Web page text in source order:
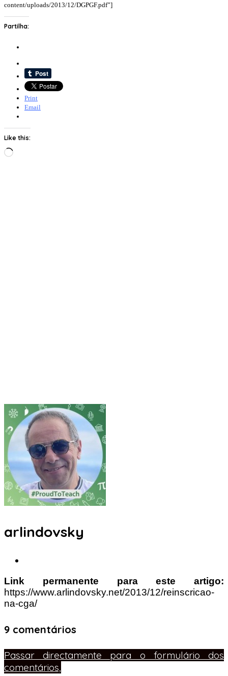
content/uploads/2013/12/DGPGF.pdf”]
Partilha:
Print
Email
Like this:
Loading…
arlindovsky
Link permanente para este artigo:
https://www.arlindovsky.net/2013/12/reinscricao-
na-cga/
9 comentários
Passar directamente para o formulário dos
comentários,